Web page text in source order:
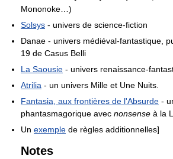
Mononoke…)
Solsys - univers de science-fiction
Danae - univers médiéval-fantastique,
19 de Casus Belli
La Saousie - univers renaissance-
Atrilia - un univers Mille et Une Nuits.
Fantasia, aux frontières de l'Absurde -
phantasmagorique avec nonsense à la
Un exemple de règles additionnelles]
Notes